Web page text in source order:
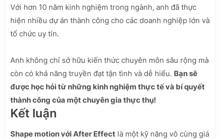
Với hơn 10 năm kinh nghiệm trong ngành, anh đã thực
hiện nhiều dự án thành công cho các doanh nghiệp lớn và
tổ chức uy tín.
Anh không chỉ sở hữu kiến thức chuyên môn sâu rộng mà
còn có khả năng truyền đạt tận tình và dễ hiểu. Bạn sẽ
được học hỏi từ những kinh nghiệm thực tế và bí quyết
thành công của một chuyên gia thực thụ!
Kết luận
Shape motion với After Effect là một kỹ năng vô cùng giá